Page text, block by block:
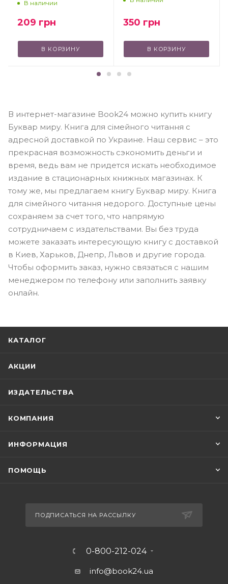
В наличии
209 грн
В КОРЗИНУ
350 грн
В КОРЗИНУ
В интернет-магазине Book24 можно купить книгу
Буквар миру. Книга для сімейного читання с
адресной доставкой по Украине. Наш сервис – это
прекрасная возможность сэкономить деньги и
время, ведь вам не придется искать необходимое
издание в стационарных книжных магазинах. К
тому же, мы предлагаем книгу Буквар миру. Книга
для сімейного читання недорого. Доступные цены
сохраняем за счет того, что напрямую
сотрудничаем с издательствами. Вы без труда
можете заказать интересующую книгу с доставкой
в Киев, Харьков, Днепр, Львов и другие города.
Чтобы оформить заказ, нужно связаться с нашим
менеджером по телефону или заполнить заявку
онлайн.
КАТАЛОГ
АКЦИИ
ИЗДАТЕЛЬСТВА
КОМПАНИЯ
ИНФОРМАЦИЯ
ПОМОЩЬ
ПОДПИСАТЬСЯ НА РАССЫЛКУ
0-800-212-024
info@book24.ua